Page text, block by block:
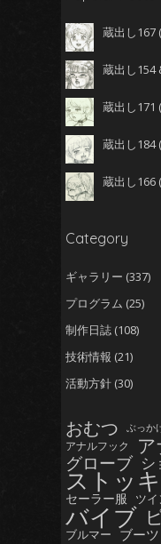
蔵出し167
蔵出し154
蔵出し171
蔵出し184
蔵出し166
Category
ギャラリー (337)
プログラム (25)
制作日誌 (108)
技術情報 (21)
活動方針 (30)
おむつ ぶっか
アナルフック
グローブ シ
ストッ
セーラー服 ツ
バイブ
ブルマー ブーツ